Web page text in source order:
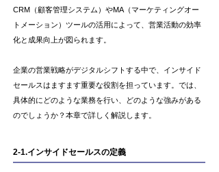
CRM（顧客管理システム）やMA（マーケティングオー
トメーション）ツールの活用によって、営業活動の効率
化と成果向上が図られます。
企業の営業戦略がデジタルシフトする中で、インサイド
セールスはますます重要な役割を担っています。では、
具体的にどのような業務を行い、どのような強みがある
のでしょうか？本章で詳しく解説します。
2-1.インサイドセールスの定義